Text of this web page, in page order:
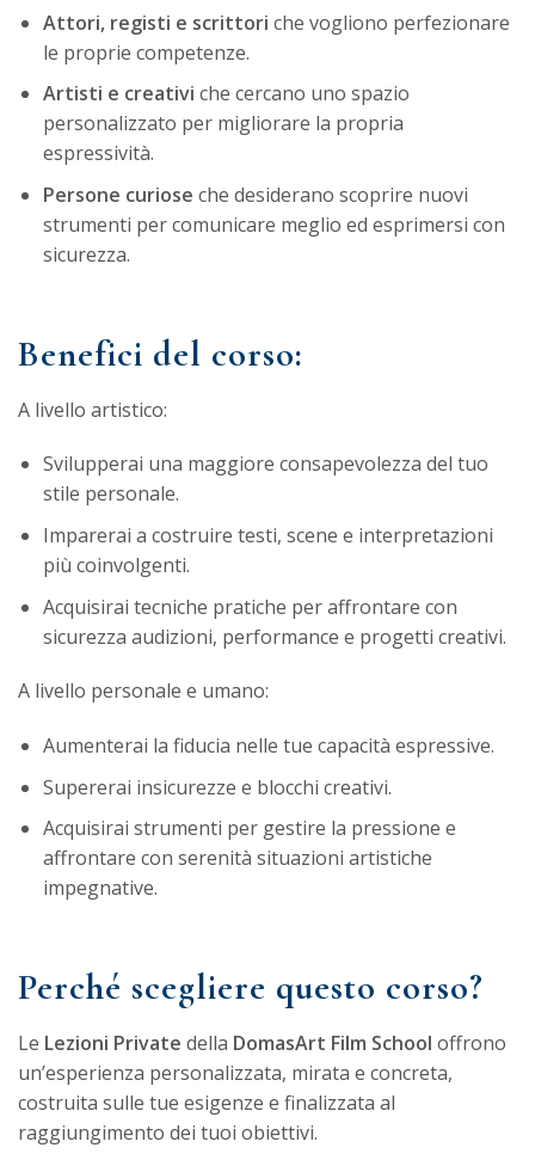
Attori, registi e scrittori che vogliono perfezionare
le proprie competenze.
Artisti e creativi che cercano uno spazio
personalizzato per migliorare la propria
espressività.
Persone curiose che desiderano scoprire nuovi
strumenti per comunicare meglio ed esprimersi con
sicurezza.
Benefici del corso:
A livello artistico:
Svilupperai una maggiore consapevolezza del tuo
stile personale.
Imparerai a costruire testi, scene e interpretazioni
più coinvolgenti.
Acquisirai tecniche pratiche per affrontare con
sicurezza audizioni, performance e progetti creativi.
A livello personale e umano:
Aumenterai la fiducia nelle tue capacità espressive.
Supererai insicurezze e blocchi creativi.
Acquisirai strumenti per gestire la pressione e
affrontare con serenità situazioni artistiche
impegnative.
Perché scegliere questo corso?
Le Lezioni Private della DomasArt Film School offrono
un’esperienza personalizzata, mirata e concreta,
costruita sulle tue esigenze e finalizzata al
raggiungimento dei tuoi obiettivi.